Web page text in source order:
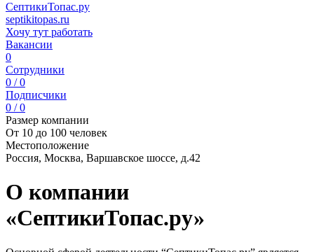
СептикиТопас.ру
septikitopas.ru
Хочу тут работать
Вакансии
0
Сотрудники
0 / 0
Подписчики
0 / 0
Размер компании
От 10 до 100 человек
Местоположение
Россия, Москва, Варшавское шоссе, д.42
О компании
«СептикиТопас.ру»